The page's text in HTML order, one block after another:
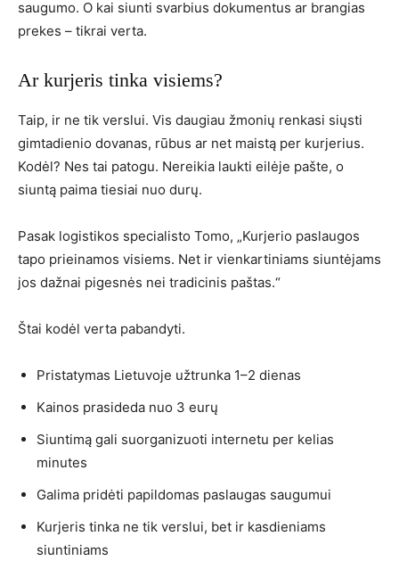
saugumo. O kai siunti svarbius dokumentus ar brangias
prekes – tikrai verta.
Ar kurjeris tinka visiems?
Taip, ir ne tik verslui. Vis daugiau žmonių renkasi siųsti
gimtadienio dovanas, rūbus ar net maistą per kurjerius.
Kodėl? Nes tai patogu. Nereikia laukti eilėje pašte, o
siuntą paima tiesiai nuo durų.
Pasak logistikos specialisto Tomo, „Kurjerio paslaugos
tapo prieinamos visiems. Net ir vienkartiniams siuntėjams
jos dažnai pigesnės nei tradicinis paštas.“
Štai kodėl verta pabandyti.
Pristatymas Lietuvoje užtrunka 1–2 dienas
Kainos prasideda nuo 3 eurų
Siuntimą gali suorganizuoti internetu per kelias
minutes
Galima pridėti papildomas paslaugas saugumui
Kurjeris tinka ne tik verslui, bet ir kasdieniams
siuntiniams